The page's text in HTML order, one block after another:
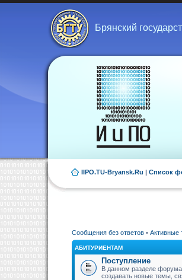
Брянский
IIPO.TU-Bryansk.Ru | Список
Сообщения без ответов • Активные
АБИТУРИЕНТАМ
Поступление
В данном разделе
создавать новые темы,